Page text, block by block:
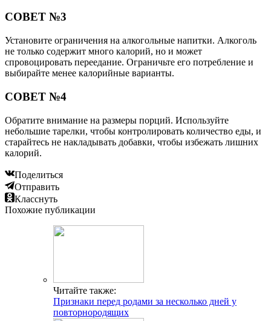
СОВЕТ №3
Установите ограничения на алкогольные напитки. Алкоголь
не только содержит много калорий, но и может
спровоцировать переедание. Ограничьте его потребление и
выбирайте менее калорийные варианты.
СОВЕТ №4
Обратите внимание на размеры порций. Используйте
небольшие тарелки, чтобы контролировать количество еды, и
старайтесь не накладывать добавки, чтобы избежать лишних
калорий.
Поделиться
Отправить
Класснуть
Похожие публикации
Читайте также:
Признаки перед родами за несколько дней у
повторнородящих